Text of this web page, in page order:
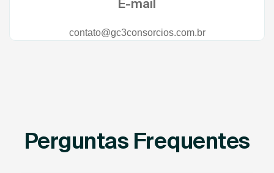
E-mail
contato@gc3consorcios.com.br
Perguntas Frequentes